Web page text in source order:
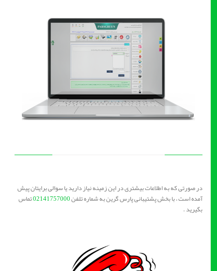
در صورتی که به اطلاعات بیشتری در این زمینه نیاز دارید یا سوالی برایتان پیش
آمده است ، با بخش پشتیبانی پارس گرین به شماره تلفن02141757000تماس
بگیرید .